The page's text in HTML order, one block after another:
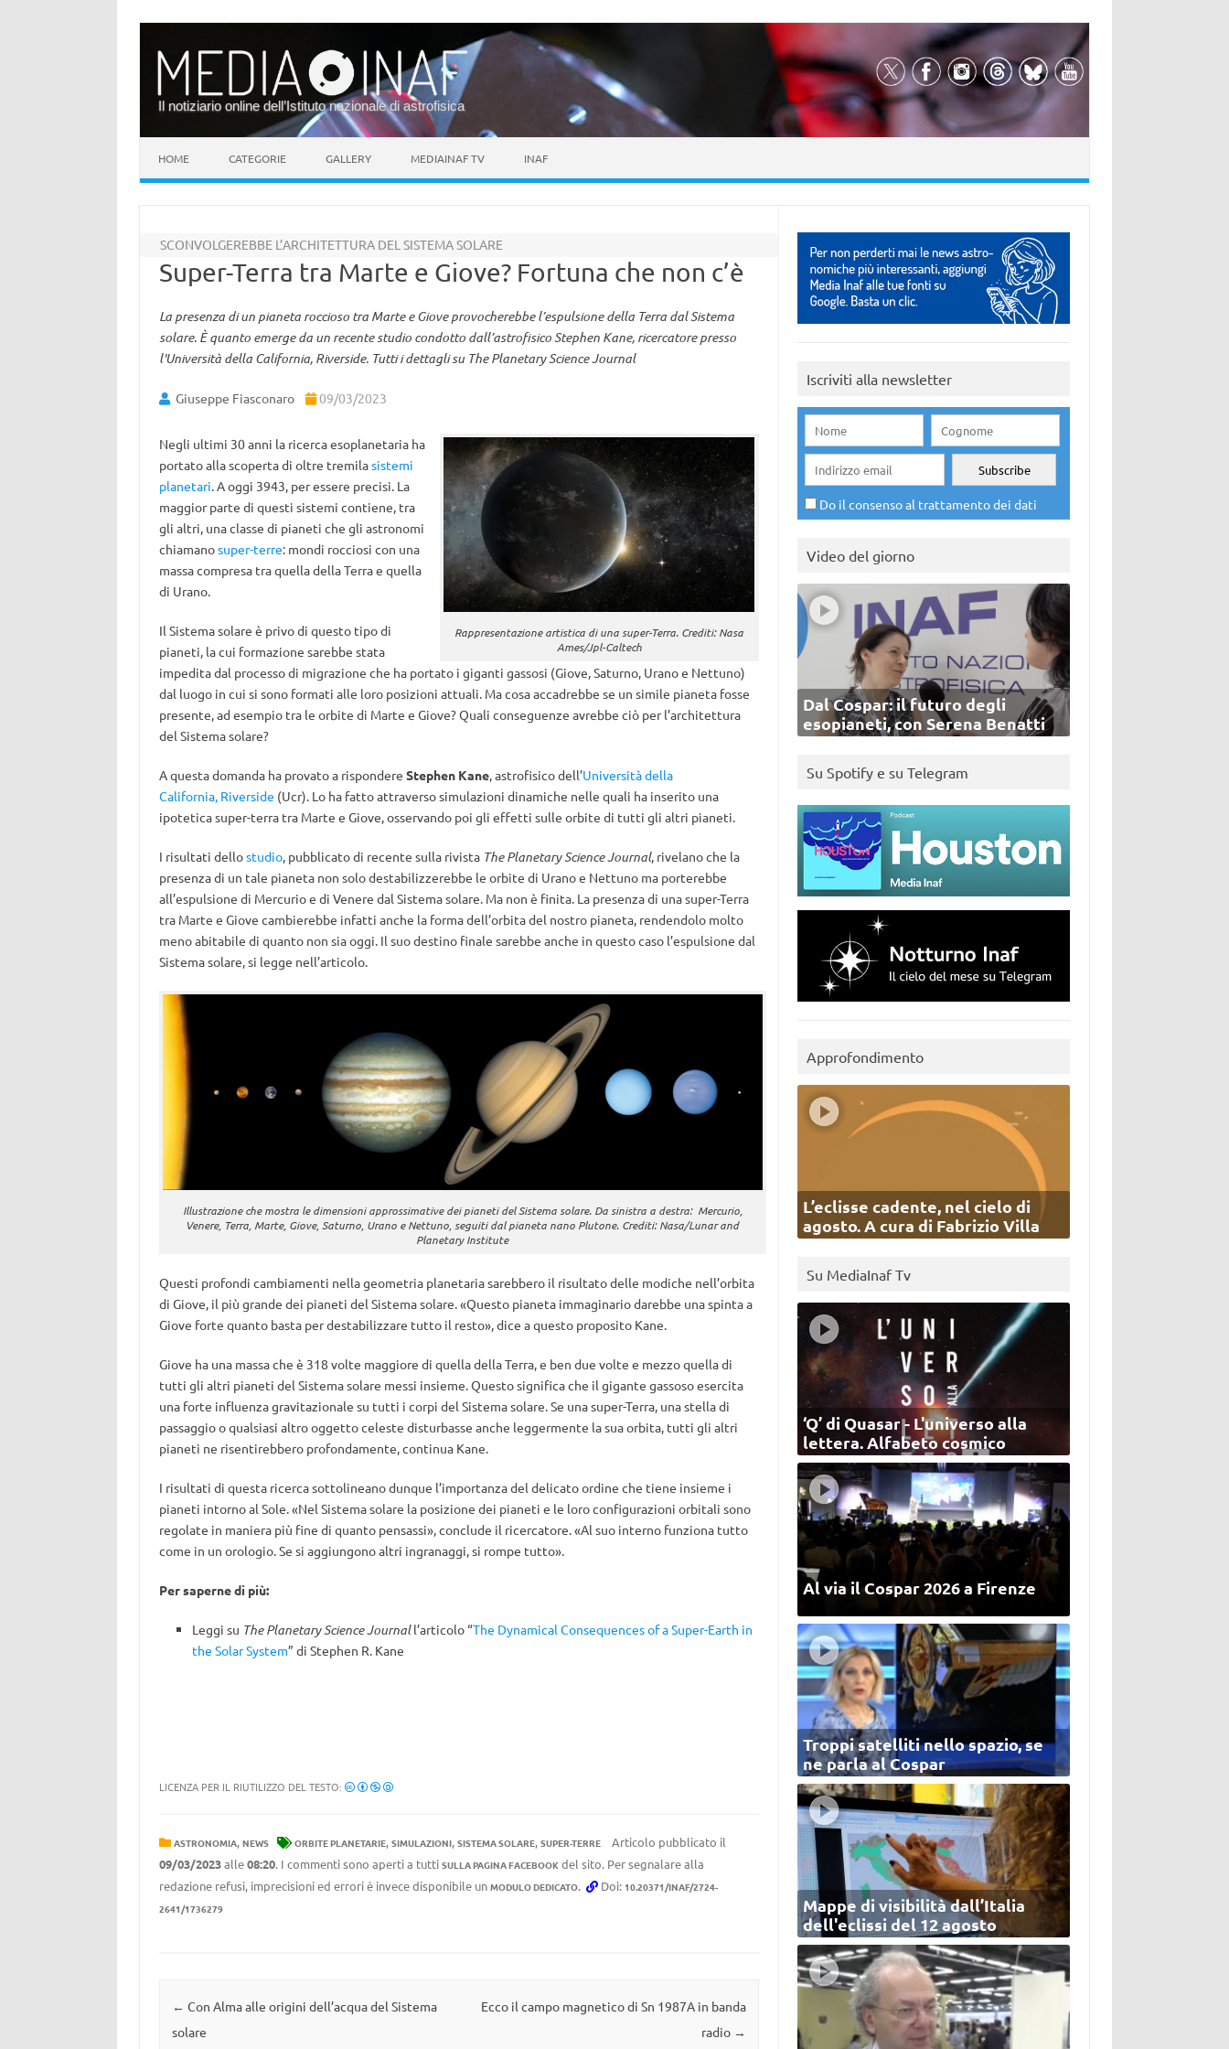
Il notiziario online dell’Istituto nazionale di astrofisica
HOME CATEGORIE GALLERY MEDIAINAF TV INAF
SCONVOLGEREBBE L’ARCHITETTURA DEL SISTEMA SOLARE
Super-Terra tra Marte e Giove? Fortuna che non c’è
La presenza di un pianeta roccioso tra Marte e Giove provocherebbe l’espulsione della Terra dal Sistema
solare. È quanto emerge da un recente studio condotto dall’astrofisico Stephen Kane, ricercatore presso
l'Università della California, Riverside. Tutti i dettagli su The Planetary Science Journal
Giuseppe Fiasconaro 09/03/2023
Rappresentazione artistica di una super-Terra. Crediti: Nasa
Ames/Jpl-Caltech
Negli ultimi 30 anni la ricerca esoplanetaria ha
portato alla scoperta di oltre tremilasistemi
planetari. A oggi 3943, per essere precisi. La
maggior parte di questi sistemi contiene, tra
gli altri, una classe di pianeti che gli astronomi
chiamanosuper-terre: mondi rocciosi con una
massa compresa tra quella della Terra e quella
di Urano.
Il Sistema solare è privo di questo tipo di
pianeti, la cui formazione sarebbe stata
impedita dal processo di migrazione che ha portato i giganti gassosi (Giove, Saturno, Urano e Nettuno)
dal luogo in cui si sono formati alle loro posizioni attuali. Ma cosa accadrebbe se un simile pianeta fosse
presente, ad esempio tra le orbite di Marte e Giove? Quali conseguenze avrebbe ciò per l’architettura
del Sistema solare?
A questa domanda ha provato a rispondere Stephen Kane, astrofisico dell’Università della
California, Riverside (Ucr). Lo ha fatto attraverso simulazioni dinamiche nelle quali ha inserito una
ipotetica super-terra tra Marte e Giove, osservando poi gli effetti sulle orbite di tutti gli altri pianeti.
I risultati dellostudio, pubblicato di recente sulla rivista The Planetary Science Journal, rivelano che la
presenza di un tale pianeta non solo destabilizzerebbe le orbite di Urano e Nettuno ma porterebbe
all’espulsione di Mercurio e di Venere dal Sistema solare. Ma non è finita. La presenza di una super-Terra
tra Marte e Giove cambierebbe infatti anche la forma dell’orbita del nostro pianeta, rendendolo molto
meno abitabile di quanto non sia oggi. Il suo destino finale sarebbe anche in questo caso l’espulsione dal
Sistema solare, si legge nell’articolo.
Illustrazione che mostra le dimensioni approssimative dei pianeti del Sistema solare. Da sinistra a destra: Mercurio,
Venere, Terra, Marte, Giove, Saturno, Urano e Nettuno, seguiti dal pianeta nano Plutone. Crediti: Nasa/Lunar and
Planetary Institute
Questi profondi cambiamenti nella geometria planetaria sarebbero il risultato delle modiche nell’orbita
di Giove, il più grande dei pianeti del Sistema solare. «Questo pianeta immaginario darebbe una spinta a
Giove forte quanto basta per destabilizzare tutto il resto», dice a questo proposito Kane.
Giove ha una massa che è 318 volte maggiore di quella della Terra, e ben due volte e mezzo quella di
tutti gli altri pianeti del Sistema solare messi insieme. Questo significa che il gigante gassoso esercita
una forte influenza gravitazionale su tutti i corpi del Sistema solare. Se una super-Terra, una stella di
passaggio o qualsiasi altro oggetto celeste disturbasse anche leggermente la sua orbita, tutti gli altri
pianeti ne risentirebbero profondamente, continua Kane.
I risultati di questa ricerca sottolineano dunque l’importanza del delicato ordine che tiene insieme i
pianeti intorno al Sole. «Nel Sistema solare la posizione dei pianeti e le loro configurazioni orbitali sono
regolate in maniera più fine di quanto pensassi», conclude il ricercatore. «Al suo interno funziona tutto
come in un orologio. Se si aggiungono altri ingranaggi, si rompe tutto».
Per saperne di più:
Leggi su The Planetary Science Journall’articolo “The Dynamical Consequences of a Super-Earth in
the Solar System” di Stephen R. Kane
LICENZA PER IL RIUTILIZZO DEL TESTO:
ASTRONOMIA, NEWS ORBITE PLANETARIE, SIMULAZIONI, SISTEMA SOLARE, SUPER-TERRE
Articolo pubblicato il
09/03/2023alle08:20. I commenti sono aperti a tutti SULLA PAGINA FACEBOOKdel sito. Per segnalare alla
redazione refusi, imprecisioni ed errori è invece disponibile un MODULO DEDICATO. Doi: 10.20371/INAF/2724-
2641/1736279
Navigazione articolo
← Con Alma alle origini dell’acqua del Sistema
solare
Ecco il campo magnetico di Sn 1987A in banda
radio →
Iscriviti alla newsletter
Do il consenso al trattamento dei dati
Video del giorno
Dal Cospar: il futuro degli
esopianeti, con Serena Benatti
Su Spotify e su Telegram
Approfondimento
L’eclisse cadente, nel cielo di
agosto. A cura di Fabrizio Villa
Su MediaInaf Tv
‘Q’ di Quasar - L'universo alla
lettera. Alfabeto cosmico
Al via il Cospar 2026 a Firenze
Troppi satelliti nello spazio, se
ne parla al Cospar
Mappe di visibilità dall’Italia
dell'eclissi del 12 agosto